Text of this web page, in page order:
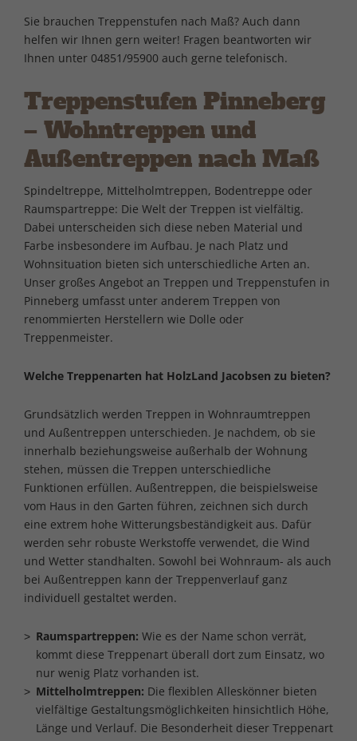
Sie brauchen Treppenstufen nach Maß? Auch dann
helfen wir Ihnen gern weiter! Fragen beantworten wir
Ihnen unter 04851/95900 auch gerne telefonisch.
Treppenstufen Pinneberg
– Wohntreppen und
Außentreppen nach Maß
Spindeltreppe, Mittelholmtreppen, Bodentreppe oder
Raumspartreppe: Die Welt der Treppen ist vielfältig.
Dabei unterscheiden sich diese neben Material und
Farbe insbesondere im Aufbau. Je nach Platz und
Wohnsituation bieten sich unterschiedliche Arten an.
Unser großes Angebot an Treppen und Treppenstufen in
Pinneberg umfasst unter anderem Treppen von
renommierten Herstellern wie Dolle oder
Treppenmeister.
Welche Treppenarten hat HolzLand Jacobsen zu bieten?
Grundsätzlich werden Treppen in Wohnraumtreppen
und Außentreppen unterschieden. Je nachdem, ob sie
innerhalb beziehungsweise außerhalb der Wohnung
stehen, müssen die Treppen unterschiedliche
Funktionen erfüllen. Außentreppen, die beispielsweise
vom Haus in den Garten führen, zeichnen sich durch
eine extrem hohe Witterungsbeständigkeit aus. Dafür
werden sehr robuste Werkstoffe verwendet, die Wind
und Wetter standhalten. Sowohl bei Wohnraum- als auch
bei Außentreppen kann der Treppenverlauf ganz
individuell gestaltet werden.
Raumspartreppen: Wie es der Name schon verrät,
kommt diese Treppenart überall dort zum Einsatz, wo
nur wenig Platz vorhanden ist.
Mittelholmtreppen: Die flexiblen Alleskönner bieten
vielfältige Gestaltungsmöglichkeiten hinsichtlich Höhe,
Länge und Verlauf. Die Besonderheit dieser Treppenart